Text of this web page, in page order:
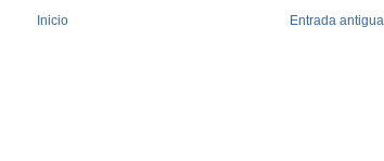
Entrada antigua
Inicio